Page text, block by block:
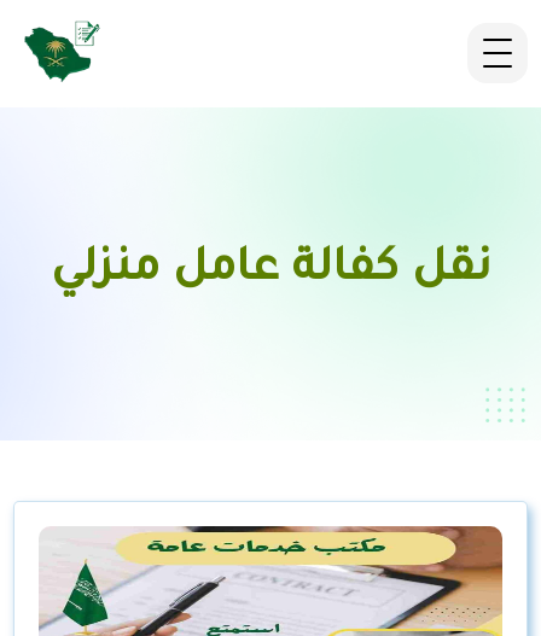
نقل كفالة عامل منزلي